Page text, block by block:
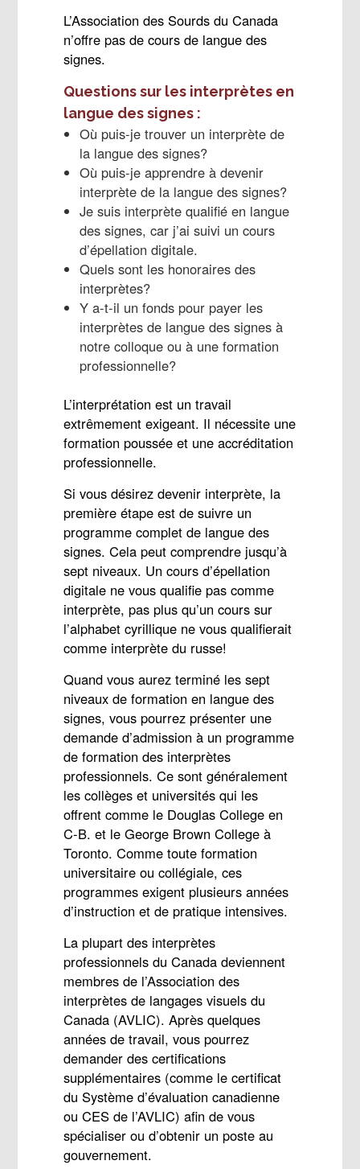
L’Association des Sourds du Canada
n’offre pas de cours de langue des
signes.
Questions sur les interprètes en
langue des signes :
Où puis-je trouver un interprète de
la langue des signes?
Où puis-je apprendre à devenir
interprète de la langue des signes?
Je suis interprète qualifié en langue
des signes, car j’ai suivi un cours
d’épellation digitale.
Quels sont les honoraires des
interprètes?
Y a-t-il un fonds pour payer les
interprètes de langue des signes à
notre colloque ou à une formation
professionnelle?
L’interprétation est un travail
extrêmement exigeant. Il nécessite une
formation poussée et une accréditation
professionnelle.
Si vous désirez devenir interprète, la
première étape est de suivre un
programme complet de langue des
signes. Cela peut comprendre jusqu’à
sept niveaux. Un cours d’épellation
digitale ne vous qualifie pas comme
interprète, pas plus qu’un cours sur
l’alphabet cyrillique ne vous qualifierait
comme interprète du russe!
Quand vous aurez terminé les sept
niveaux de formation en langue des
signes, vous pourrez présenter une
demande d’admission à un programme
de formation des interprètes
professionnels. Ce sont généralement
les collèges et universités qui les
offrent comme le Douglas College en
C-B. et le George Brown College à
Toronto. Comme toute formation
universitaire ou collégiale, ces
programmes exigent plusieurs années
d’instruction et de pratique intensives.
La plupart des interprètes
professionnels du Canada deviennent
membres de l’Association des
interprètes de langages visuels du
Canada (AVLIC). Après quelques
années de travail, vous pourrez
demander des certifications
supplémentaires (comme le certificat
du Système d’évaluation canadienne
ou CES de l’AVLIC) afin de vous
spécialiser ou d’obtenir un poste au
gouvernement.